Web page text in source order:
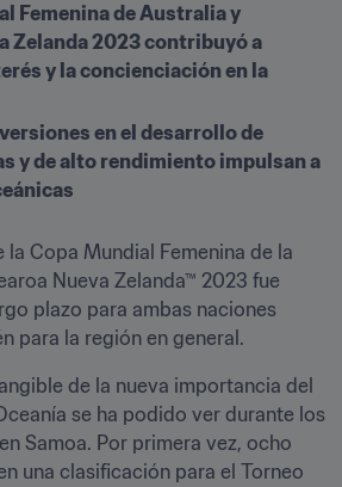
Femenina de Australia y
Zelanda 2023 contribuyó a
y la concienciación en la
en el desarrollo de
y de alto rendimiento impulsan a
Copa Mundial Femenina de la
Nueva Zelanda™ 2023 fue
plazo para ambas naciones
para la región en general.
de la nueva importancia del
se ha podido ver durante los
Samoa. Por primera vez, ocho
una clasificación para el Torneo